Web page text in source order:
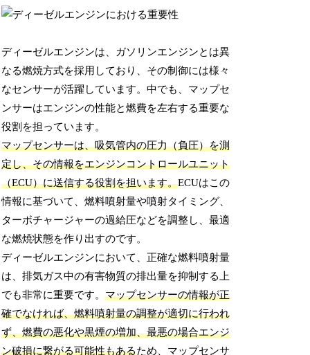
ディーゼルエンジンは、ガソリンエンジンとは異
なる燃焼方式を採用しており、その制御には様々
なセンサーが活躍しています。中でも、マップセ
ンサーはエンジンの性能と燃費を左右する重要な
役割を担っています。
マップセンサーは、吸気管内の圧力（負圧）を測
定し、その情報をエンジンコントロールユニット
（ECU）に送信する役割を担います。ECUはこの
情報に基づいて、燃料噴射量や噴射タイミング、
ターボチャージャーの過給圧などを調整し、最適
な燃焼状態を作り出すのです。
ディーゼルエンジンにおいて、正確な燃料噴射量
は、排気ガス中の有害物質の排出量を抑制する上
でも非常に重要です。マップセンサーの情報が正
確でなければ、燃料噴射量の調整が適切に行われ
ず、燃費の悪化や黒煙の増加、最悪の場合エンジ
ン破損に繋がる可能性もあるため、マップセンサ